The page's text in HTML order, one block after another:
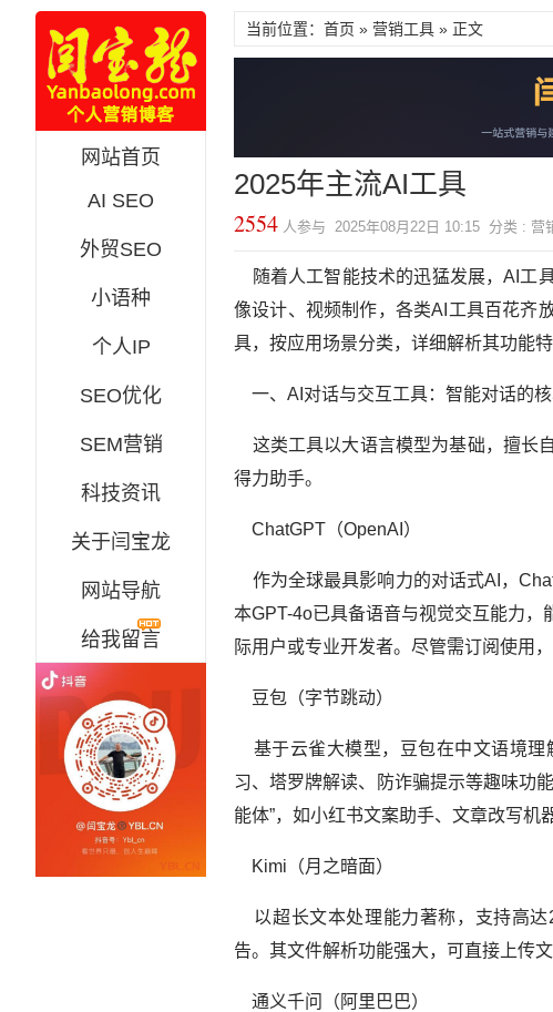
网站首页
AI SEO
外贸SEO
小语种
个人IP
SEO优化
SEM营销
科技资讯
关于闫宝龙
网站导航
给我留言
当前位置：首页 » 营销工具 » 正文
2025年主流AI工具
2554 人参与 2025年08月22日 10:15 分类 : 营
随着人工智能技术的迅猛发展，AI工
像设计、视频制作，各类AI工具百花齐
具，按应用场景分类，详细解析其功能
一、AI对话与交互工具：智能对话的
这类工具以大语言模型为基础，擅长
得力助手。
ChatGPT（OpenAI）
作为全球最具影响力的对话式AI，
本GPT-4o已具备语音与视觉交互能力
际用户或专业开发者。尽管需订阅使用
豆包（字节跳动）
基于云雀大模型，豆包在中文语境理
习、塔罗牌解读、防诈骗提示等趣味功
能体”，如小红书文案助手、文章改写机
Kimi（月之暗面）
以超长文本处理能力著称，支持高达
告。其文件解析功能强大，可直接上传
通义千问（阿里巴巴）